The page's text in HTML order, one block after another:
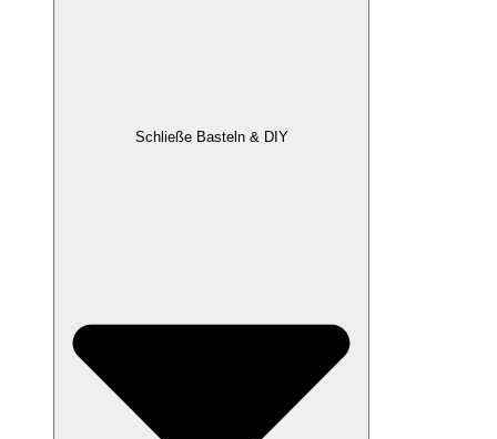
Schließe Basteln & DIY